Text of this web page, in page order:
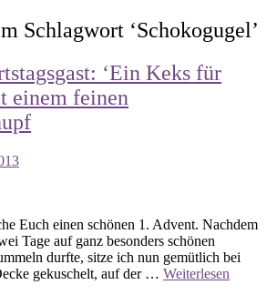
Schlagwort ‘Schokogugel’
‘Ein Keks für
einem feinen
Euch einen schönen 1. Advent. Nachdem
Tage auf ganz besonders schönen
durfte, sitze ich nun gemütlich bei
gekuschelt, auf der … Weiterlesen